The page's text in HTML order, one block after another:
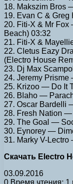
18. Makszim Bros
19. Evan C &
20. Fiti-X & Mr
Beach) 03:32
21. Fiti-X &
22. Cletus Eazy
(Electro House
23. Dj Max
24. Jeremy
25. Krizoo — Do It
26. Blaho —
27. Oscar Bardelli
28. Fresh Nation
29. The Goal —
30. Eynorey —
31. Marky V-
Скачать Electro
03.09.2016
0 Время чтения: 1